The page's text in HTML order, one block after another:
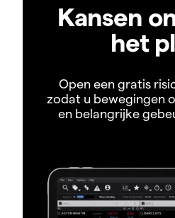
Kansen
het
Open een gratis
zodat u bewegingen
en belangrijke